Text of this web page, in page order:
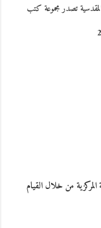
تصدر مجموعة كتب
من خلال القيام